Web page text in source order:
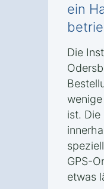
ein
Die
ist. Die
GPS-
etwas